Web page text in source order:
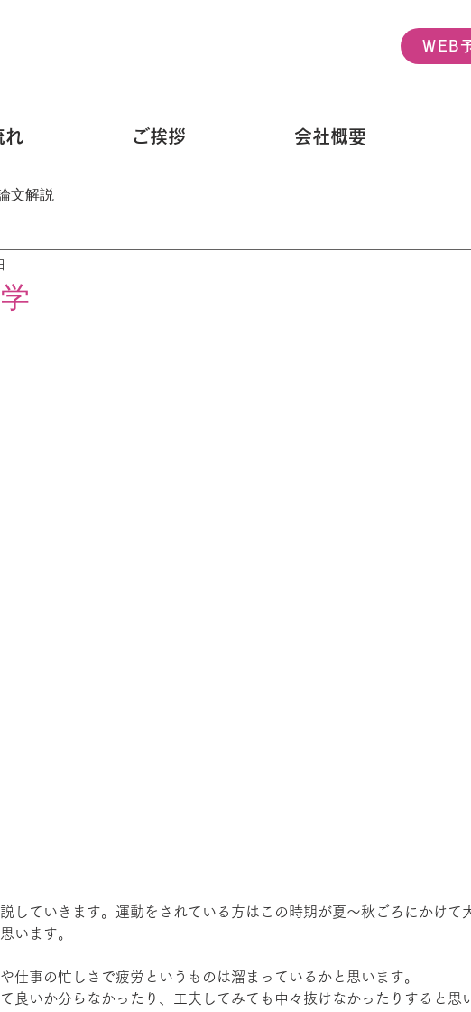
WEB
れ ご挨拶 会社概要
文解説
していきます。運動をされている方はこの時期が夏〜秋ごろにかけて
います。
仕事の忙しさで疲労というものは溜まっているかと思います。
良いか分らなかったり、工夫してみても中々抜けなかったりすると思